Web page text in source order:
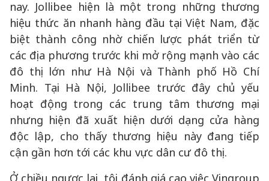
nay. Jollibee hiện là một trong những thương
hiệu thức ăn nhanh hàng đầu tại Việt Nam, đặc
biệt thành công nhờ chiến lược phát triển từ
các địa phương trước khi mở rộng mạnh vào các
đô thị lớn như Hà Nội và Thành phố Hồ Chí
Minh. Tại Hà Nội, Jollibee trước đây chủ yếu
hoạt động trong các trung tâm thương mại
nhưng hiện đã xuất hiện dưới dạng cửa hàng
độc lập, cho thấy thương hiệu này đang tiếp
cận gần hơn tới các khu vực dân cư đô thị.
Ở chiều ngược lại, tôi đánh giá cao việc Vingroup